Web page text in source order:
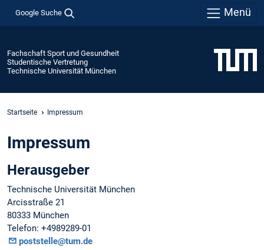
Google Suche Menü
Fachschaft Sport und Gesundheit
Studentische Vertretung
Technische Universität München
Startseite Impressum
Impressum
Herausgeber
Technische Universität München
Arcisstraße 21
80333 München
Telefon: +4989289-01
poststelle@tum.de